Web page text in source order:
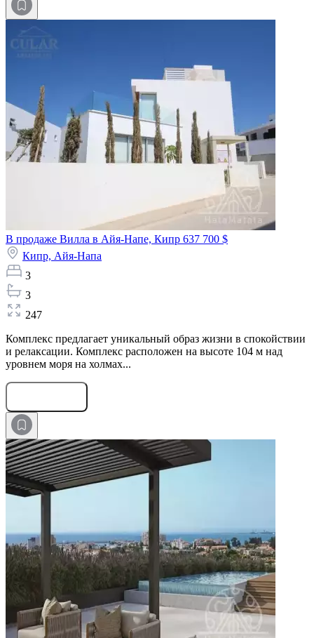
В продаже Вилла в Айя-Напе, Кипр 637 700 $
Кипр, Айя-Напа
3
3
247
Комплекс предлагает уникальный образ жизни в спокойствии
и релаксации. Комплекс расположен на высоте 104 м над
уровнем моря на холмах...